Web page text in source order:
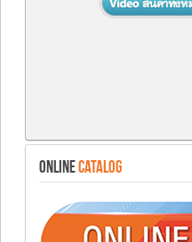
ONLINECATALOG